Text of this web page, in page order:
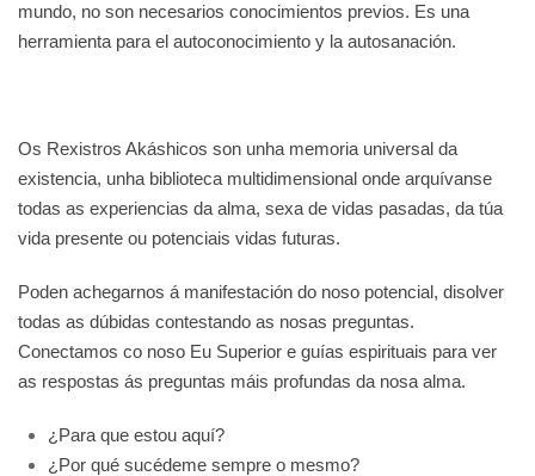
mundo, no son necesarios conocimientos previos. Es una
herramienta para el autoconocimiento y la autosanación.
Os Rexistros Akáshicos son unha memoria universal da
existencia, unha biblioteca multidimensional onde arquívanse
todas as experiencias da alma, sexa de vidas pasadas, da túa
vida presente ou potenciais vidas futuras.
Poden achegarnos á manifestación do noso potencial, disolver
todas as dúbidas contestando as nosas preguntas.
Conectamos co noso Eu Superior e guías espirituais para ver
as respostas ás preguntas máis profundas da nosa alma.
¿Para que estou aquí?
¿Por qué sucédeme sempre o mesmo?